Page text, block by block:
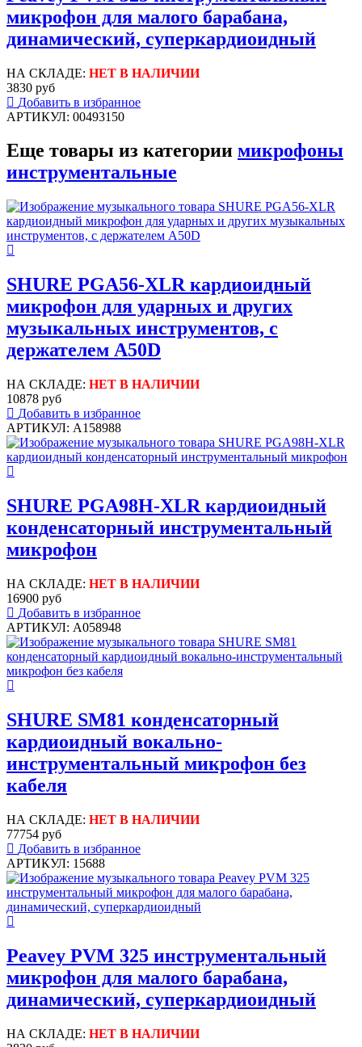
микрофон для малого барабана,
динамический, суперкардиоидный
НА СКЛАДЕ: НЕТ В НАЛИЧИИ
3830 руб
Добавить в избранное
АРТИКУЛ: 00493150
Еще товары из категории микрофоны
инструментальные
SHURE PGA56-XLR кардиоидный
микрофон для ударных и других
музыкальных инструментов, c
держателем A50D
НА СКЛАДЕ: НЕТ В НАЛИЧИИ
10878 руб
Добавить в избранное
АРТИКУЛ: A158988
SHURE PGA98H-XLR кардиоидный
конденсаторный инструментальный
микрофон
НА СКЛАДЕ: НЕТ В НАЛИЧИИ
16900 руб
Добавить в избранное
АРТИКУЛ: A058948
SHURE SM81 конденсаторный
кардиоидный вокально-
инструментальный микрофон без
кабеля
НА СКЛАДЕ: НЕТ В НАЛИЧИИ
77754 руб
Добавить в избранное
АРТИКУЛ: 15688
Peavey PVM 325 инструментальный
микрофон для малого барабана,
динамический, суперкардиоидный
НА СКЛАДЕ: НЕТ В НАЛИЧИИ